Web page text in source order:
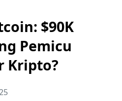
$90K
Pemicu
Kripto?